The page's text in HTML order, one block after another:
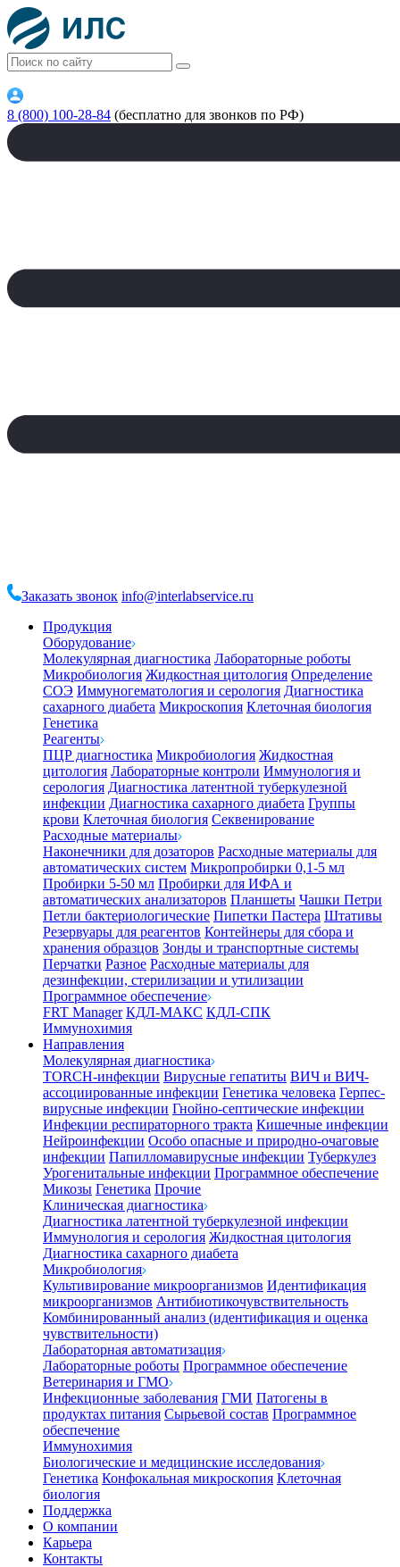
8 (800) 100-28-84 (бесплатно для звонков по РФ)
Заказать звонок info@interlabservice.ru
Продукция
Оборудование
Молекулярная диагностика Лабораторные роботы
Микробиология Жидкостная цитология Определение
СОЭ Иммуногематология и серология Диагностика
сахарного диабета Микроскопия Клеточная биология
Генетика
Реагенты
ПЦР диагностика Микробиология Жидкостная
цитология Лабораторные контроли Иммунология и
серология Диагностика латентной туберкулезной
инфекции Диагностика сахарного диабета Группы
крови Клеточная биология Секвенирование
Расходные материалы
Наконечники для дозаторов Расходные материалы для
автоматических систем Микропробирки 0,1-5 мл
Пробирки 5-50 мл Пробирки для ИФА и
автоматических анализаторов Планшеты Чашки Петри
Петли бактериологические Пипетки Пастера Штативы
Резервуары для реагентов Контейнеры для сбора и
хранения образцов Зонды и транспортные системы
Перчатки Разное Расходные материалы для
дезинфекции, стерилизации и утилизации
Программное обеспечение
FRT Manager КДЛ-МАКС КДЛ-СПК
Иммунохимия
Направления
Молекулярная диагностика
TORCH-инфекции Вирусные гепатиты ВИЧ и ВИЧ-
ассоциированные инфекции Генетика человека Герпес-
вирусные инфекции Гнойно-септические инфекции
Инфекции респираторного тракта Кишечные инфекции
Нейроинфекции Особо опасные и природно-очаговые
инфекции Папилломавирусные инфекции Туберкулез
Урогенитальные инфекции Программное обеспечение
Микозы Генетика Прочие
Клиническая диагностика
Диагностика латентной туберкулезной инфекции
Иммунология и серология Жидкостная цитология
Диагностика сахарного диабета
Микробиология
Культивирование микроорганизмов Идентификация
микроорганизмов Антибиотикочувствительность
Комбинированный анализ (идентификация и оценка
чувствительности)
Лабораторная автоматизация
Лабораторные роботы Программное обеспечение
Ветеринария и ГМО
Инфекционные заболевания ГМИ Патогены в
продуктах питания Сырьевой состав Программное
обеспечение
Иммунохимия
Биологические и медицинские исследования
Генетика Конфокальная микроскопия Клеточная
биология
Поддержка
О компании
Карьера
Контакты